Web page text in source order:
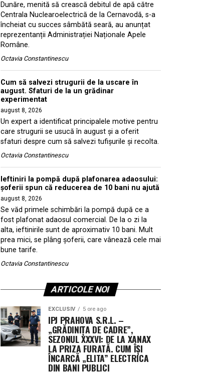
Dunăre, menită să crească debitul de apă către
Centrala Nuclearoelectrică de la Cernavodă, s-a
încheiat cu succes sâmbătă seară, au anunțat
reprezentanții Administrației Naționale Apele
Române.
Octavia Constantinescu
Cum să salvezi strugurii de la uscare în
august. Sfaturi de la un grădinar
experimentat
august 8, 2026
Un expert a identificat principalele motive pentru
care strugurii se usucă în august și a oferit
sfaturi despre cum să salvezi tufișurile și recolta.
Octavia Constantinescu
Ieftiniri la pompă după plafonarea adaosului:
șoferii spun că reducerea de 10 bani nu ajută
august 8, 2026
Se văd primele schimbări la pompă după ce a
fost plafonat adaosul comercial. De la o zi la
alta, ieftinirile sunt de aproximativ 10 bani. Mult
prea mici, se plâng şoferii, care vânează cele mai
bune tarife.
Octavia Constantinescu
ARTICOLE NOI
EXCLUSIV 5 ore ago
IPJ PRAHOVA S.R.L. –
„GRĂDINIȚA DE CADRE”,
SEZONUL XXXVI: DE LA XANAX
LA PRIZA FURATĂ. CUM ÎȘI
ÎNCARCĂ „ELITA” ELECTRICA
DIN BANI PUBLICI